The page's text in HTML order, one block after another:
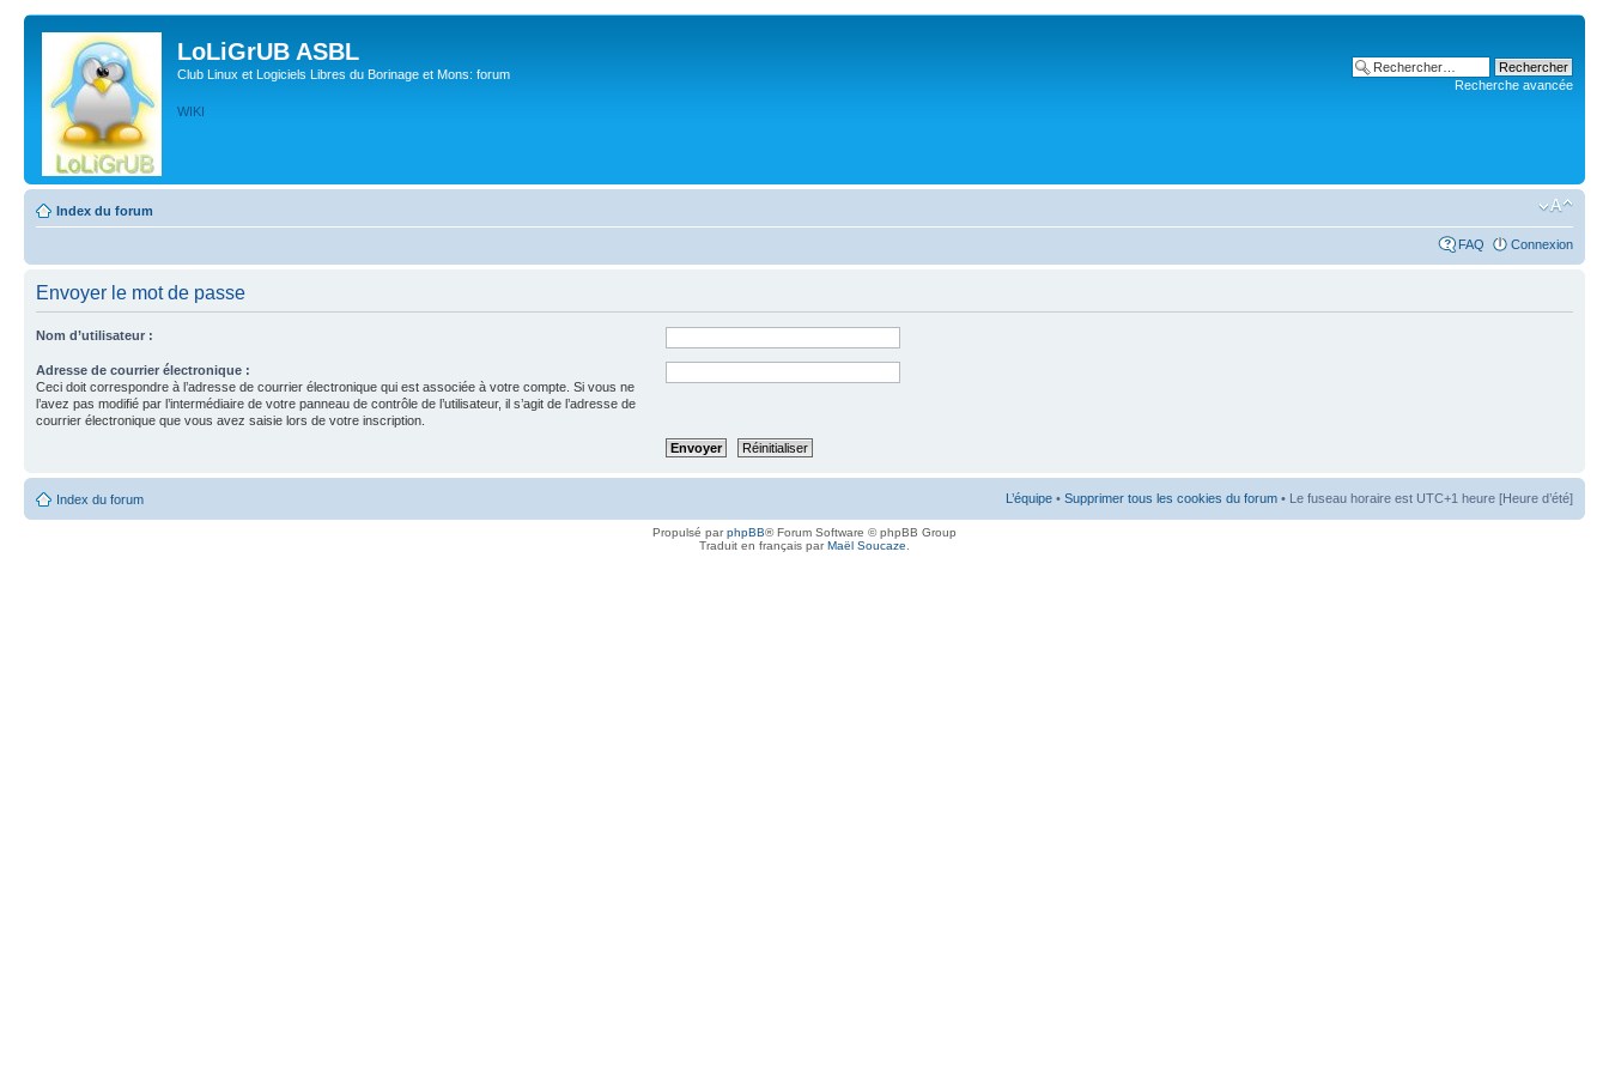
LoLiGrUB ASBL
Club Linux et Logiciels Libres du Borinage et Mons: forum
WIKI
Recherche avancée
Index du forum
FAQ Connexion
Envoyer le mot de passe
Nom d’utilisateur :
Adresse de courrier électronique :
Ceci doit correspondre à l’adresse de courrier électronique qui est associée à votre compte. Si vous ne
l’avez pas modifié par l’intermédiaire de votre panneau de contrôle de l’utilisateur, il s’agit de l’adresse de
courrier électronique que vous avez saisie lors de votre inscription.
Index du forum L’équipe • Supprimer tous les cookies du forum • Le fuseau horaire est UTC+1 heure [Heure d’été]
Propulsé parphpBB® Forum Software © phpBB Group
Traduit en français parMaël Soucaze